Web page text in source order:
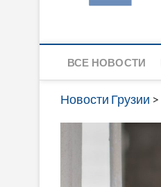
ВСЕ НОВОСТИ
Новости Грузии >